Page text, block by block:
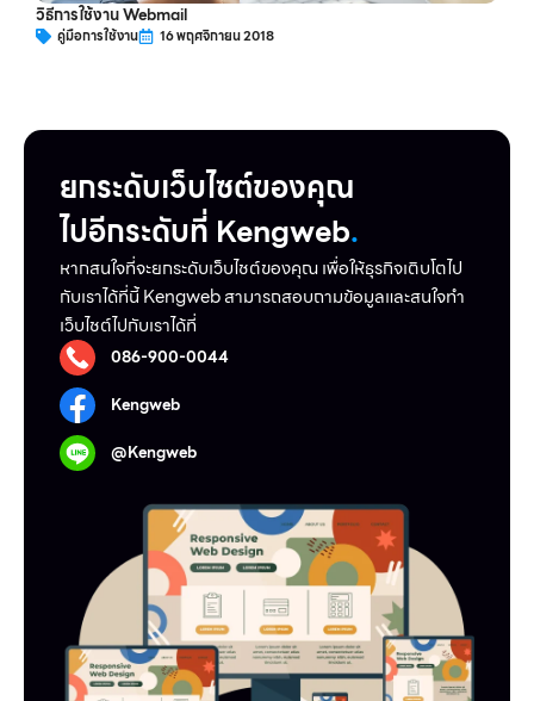
วิธีการใช้งาน Webmail
คู่มือการใช้งาน 16 พฤศจิกายน 2018
ยกระดับเว็บไซต์ของคุณ
ไปอีกระดับที่ Kengweb.
หากสนใจที่จะยกระดับเว็บไชต์ของคุณ เพื่อให้ธุรกิจเติบโตไป
กับเราได้ที่นี้ Kengweb สามารถสอบถามข้อมูลและสนใจทำ
เว็บไชต์ไปกับเราได้ที่
086-900-0044
Kengweb
@Kengweb